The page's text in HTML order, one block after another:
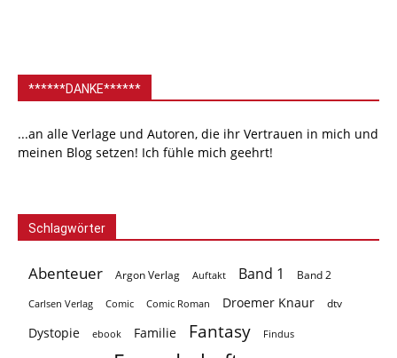
******DANKE******
...an alle Verlage und Autoren, die ihr Vertrauen in mich und
meinen Blog setzen! Ich fühle mich geehrt!
Schlagwörter
Abenteuer Argon Verlag Auftakt Band 1 Band 2
Carlsen Verlag Comic Comic Roman Droemer Knaur dtv
Dystopie ebook Familie Fantasy Findus